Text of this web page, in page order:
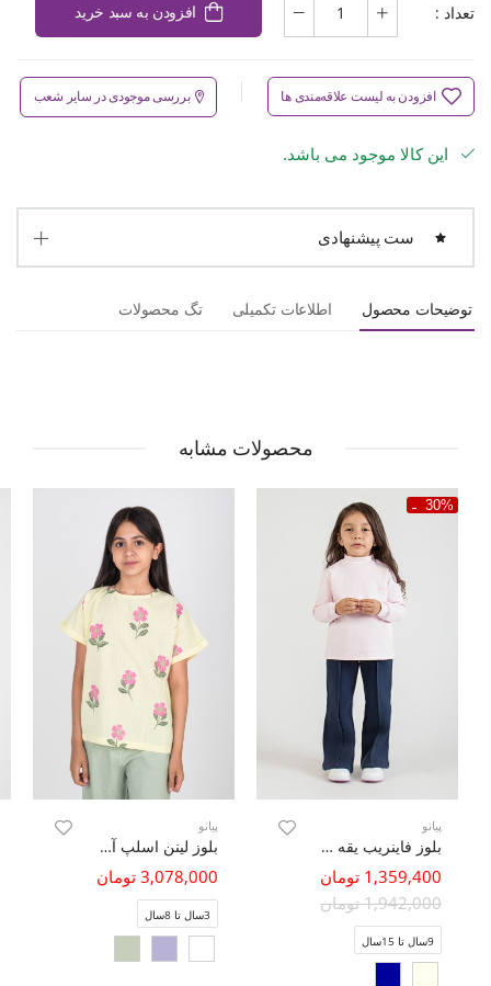
تعداد : افزودن به سبد خرید
افزودن به لیست علاقه‌مندی ها بررسی موجودی در سایر شعب
این کالا موجود می باشد.
ست پیشنهادی
توضیحات محصول اطلاعات تکمیلی تگ محصولات
محصولات مشابه
30%
پیانو
بلوز فاینریب یقه سه سانت
1,359,400 تومان
1,942,000 تومان
9سال تا 15سال
پیانو
بلوز لینن اسلپ آستین کوتاه پاکتی
3,078,000 تومان
3سال تا 8سال